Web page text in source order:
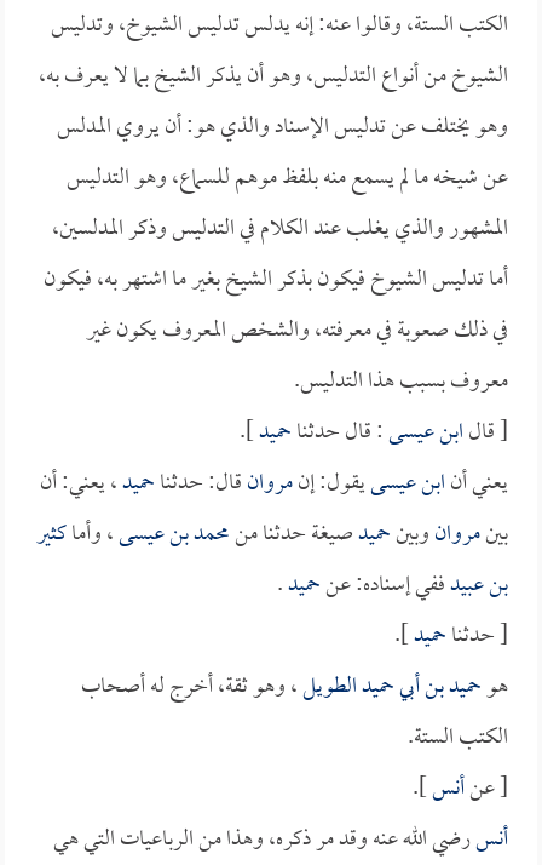
الكتب الستة، وقالوا عنه: إنه يدلس تدليس الشيوخ، وتدليس
الشيوخ من أنواع التدليس، وهو أن يذكر الشيخ بما لا يعرف به،
وهو يختلف عن تدليس الإسناد والذي هو: أن يروي المدلس
عن شيخه ما لم يسمع منه بلفظ موهم للسماع، وهو التدليس
المشهور والذي يغلب عند الكلام في التدليس وذكر المدلسين،
أما تدليس الشيوخ فيكون بذكر الشيخ بغير ما اشتهر به، فيكون
في ذلك صعوبة في معرفته، والشخص المعروف يكون غير
معروف بسبب هذا التدليس.
[ قالابن عيسى: قال حدثناحميد].
يعني أنابن عيسىيقول: إنمروانقال: حدثناحميد، يعني: أن
بينمروانوبينحميدصيغة حدثنا منمحمد بن عيسى، وأماكثير
بن عبيدففي إسناده: عنحميد.
[ حدثناحميد].
هوحميد بن أبي حميد الطويل، وهو ثقة، أخرج له أصحاب
الكتب الستة.
[ عنأنس].
أنسرضي الله عنه وقد مر ذكره، وهذا من الرباعيات التي هي